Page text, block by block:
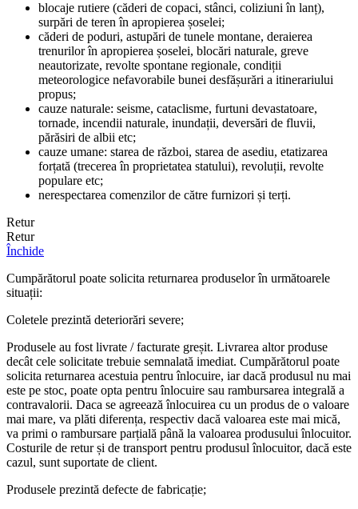
blocaje rutiere (căderi de copaci, stânci, coliziuni în lanț),
surpări de teren în apropierea șoselei;
căderi de poduri, astupări de tunele montane, deraierea
trenurilor în apropierea șoselei, blocări naturale, greve
neautorizate, revolte spontane regionale, condiții
meteorologice nefavorabile bunei desfășurări a itinerariului
propus;
cauze naturale: seisme, cataclisme, furtuni devastatoare,
tornade, incendii naturale, inundații, deversări de fluvii,
părăsiri de albii etc;
cauze umane: starea de război, starea de asediu, etatizarea
forțată (trecerea în proprietatea statului), revoluții, revolte
populare etc;
nerespectarea comenzilor de către furnizori și terți.
Retur
Retur
Închide
Cumpărătorul poate solicita returnarea produselor în următoarele
situații:
Coletele prezintă deteriorări severe;
Produsele au fost livrate / facturate greșit. Livrarea altor produse
decât cele solicitate trebuie semnalată imediat. Cumpărătorul poate
solicita returnarea acestuia pentru înlocuire, iar dacă produsul nu mai
este pe stoc, poate opta pentru înlocuire sau rambursarea integrală a
contravalorii. Daca se agreează înlocuirea cu un produs de o valoare
mai mare, va plăti diferența, respectiv dacă valoarea este mai mică,
va primi o rambursare parțială până la valoarea produsului înlocuitor.
Costurile de retur și de transport pentru produsul înlocuitor, dacă este
cazul, sunt suportate de client.
Produsele prezintă defecte de fabricație;